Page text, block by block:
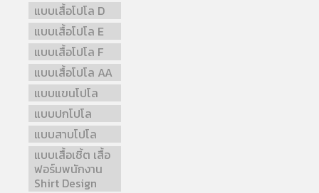
แบบเสื้อโปโล D
แบบเสื้อโปโล E
แบบเสื้อโปโล F
แบบเสื้อโปโล AA
แบบแขนโปโล
แบบปกโปโล
แบบสาบโปโล
แบบเสื้อเชิ้ต เสื้อ
ฟอร์มพนักงาน
Shirt Design